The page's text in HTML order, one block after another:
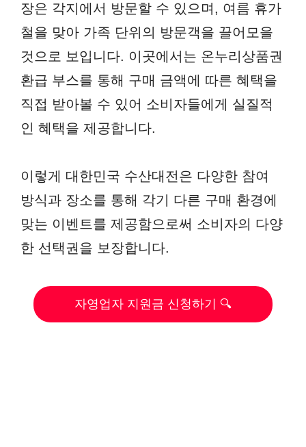
장은 각지에서 방문할 수 있으며, 여름 휴가
철을 맞아 가족 단위의 방문객을 끌어모을
것으로 보입니다. 이곳에서는 온누리상품권
환급 부스를 통해 구매 금액에 따른 혜택을
직접 받아볼 수 있어 소비자들에게 실질적
인 혜택을 제공합니다.
이렇게 대한민국 수산대전은 다양한 참여
방식과 장소를 통해 각기 다른 구매 환경에
맞는 이벤트를 제공함으로써 소비자의 다양
한 선택권을 보장합니다.
자영업자 지원금 신청하기 🔍